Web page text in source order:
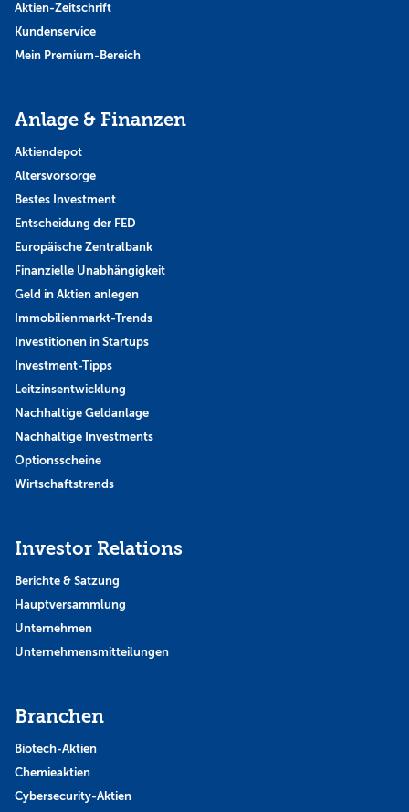
Aktien-Zeitschrift
Kundenservice
Mein Premium-Bereich
Anlage & Finanzen
Aktiendepot
Altersvorsorge
Bestes Investment
Entscheidung der FED
Europäische Zentralbank
Finanzielle Unabhängigkeit
Geld in Aktien anlegen
Immobilienmarkt-Trends
Investitionen in Startups
Investment-Tipps
Leitzinsentwicklung
Nachhaltige Geldanlage
Nachhaltige Investments
Optionsscheine
Wirtschaftstrends
Investor Relations
Berichte & Satzung
Hauptversammlung
Unternehmen
Unternehmensmitteilungen
Branchen
Biotech-Aktien
Chemieaktien
Cybersecurity-Aktien